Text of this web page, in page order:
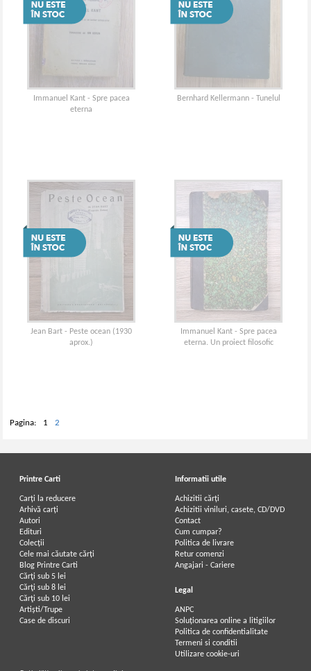
Immanuel Kant - Spre pacea
eterna
Bernhard Kellermann - Tunelul
Jean Bart - Peste ocean (1930
aprox.)
Immanuel Kant - Spre pacea
eterna. Un proiect filosofic
Pagina: 1 2
Printre Carti
Carți la reducere
Arhivă carți
Autori
Edituri
Colecții
Cele mai căutate cărți
Blog Printre Carti
Cărţi sub 5 lei
Cărţi sub 8 lei
Cărţi sub 10 lei
Artiști/Trupe
Case de discuri
Informatii utile
Achizitii cărți
Achizitii viniluri, casete, CD/DVD
Contact
Cum cumpar?
Politica de livrare
Retur comenzi
Angajari - Cariere
Legal
ANPC
Soluționarea online a litigiilor
Politica de confidentialitate
Termeni si conditii
Utilizare cookie-uri